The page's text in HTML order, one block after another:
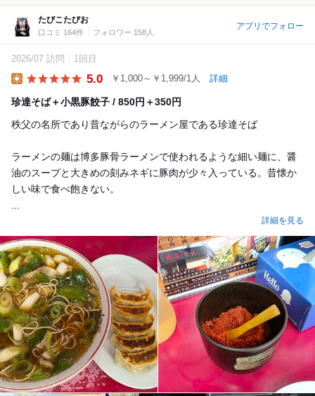
たびこたびお
口コミ 164件 フォロワー 158人
アプリでフォロー
2026/07 訪問 1回目
5.0 ￥1,000～￥1,999/1人 詳細
珍達そば＋小黒豚餃子 / 850円＋350円
秩父の名所であり昔ながらのラーメン屋である珍達そば
ラーメンの麺は博多豚骨ラーメンで使われるような細い麺に、醤
油のスープと大きめの刻みネギに豚肉が少々入っている。昔懐か
しい味で食べ飽きない。
詳細を見る